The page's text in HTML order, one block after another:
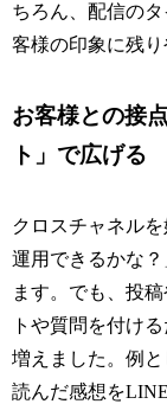
ちろん、配信の
客様の印象に残り
お客様との接
ト」で広げる
クロスチャネル
運用できるかな
ます。でも、投
トや質問を付け
増えました。例
読んだ感想を